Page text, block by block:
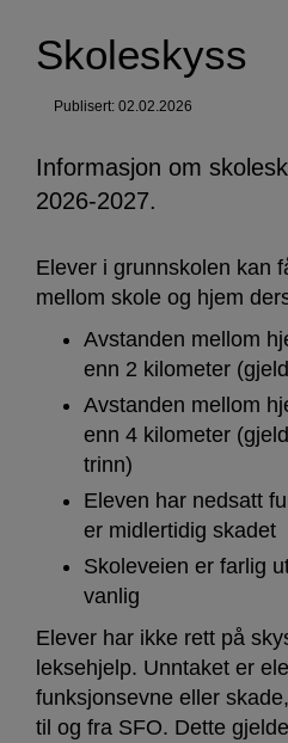
Skoleskyss
Publisert: 02.02.2026
Informasjon om
2026-2027.
Elever i grunnskolen kan
mellom skole og hjem
Avstanden mellom
enn 2 kilometer
Avstanden mellom
enn 4 kilometer
trinn)
Eleven har nedsatt
er midlertidig skadet
Skoleveien er farlig
vanlig
Elever har ikke rett på
leksehjelp. Unntaket er
funksjonsevne eller
til og fra SFO. Dette